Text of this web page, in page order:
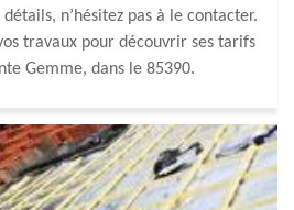
n’hésitez pas à le contacter.
travaux pour découvrir ses tarifs
Gemme, dans le 85390.